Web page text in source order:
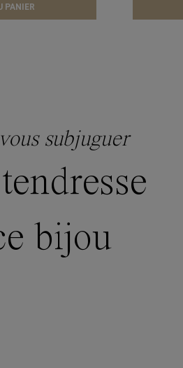
PANIER
subjuguer
bijou